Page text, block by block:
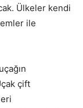
Ülkeler kendi
ile
çift